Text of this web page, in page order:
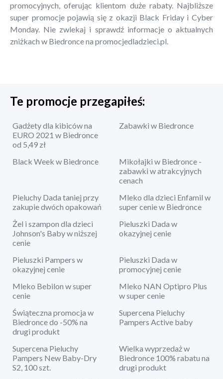
promocyjnych, oferując klientom duże rabaty. Najbliższe
super promocje pojawią się z okazji Black Friday i Cyber
Monday. Nie zwlekaj i sprawdź informacje o aktualnych
zniżkach w Biedronce na promocjedladzieci.pl.
Te promocje przegapiłeś:
Gadżety dla kibiców na
EURO 2021 w Biedronce
od 5,49 zł
Zabawki w Biedronce
Black Week w Biedronce
Mikołajki w Biedronce -
zabawki w atrakcyjnych
cenach
Pieluchy Dada taniej przy
zakupie dwóch opakowań
Mleko dla dzieci Enfamil w
super cenie w Biedronce
Żel i szampon dla dzieci
Johnson's Baby w niższej
cenie
Pieluszki Dada w
okazyjnej cenie
Pieluszki Pampers w
okazyjnej cenie
Pieluszki Dada w
promocyjnej cenie
Mleko Bebilon w super
cenie
Mleko NAN Optipro Plus
w super cenie
Świąteczna promocja w
Biedronce do -50% na
drugi produkt
Supercena Pieluchy
Pampers Active baby
Supercena Pieluchy
Pampers New Baby-Dry
S2, 100 szt.
Wielka wyprzedaż w
Biedronce 100% rabatu na
drugi produkt